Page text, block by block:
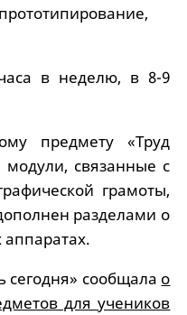
в неделю, в 8-9
предмету «Труд
связанные с
грамоты,
разделами о
сегодня» сообщала о
для учеников